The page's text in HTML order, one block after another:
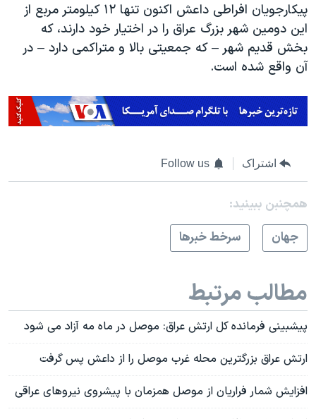
پیکارجویان افراطی داعش اکنون تنها ۱۲ کیلومتر مربع از
این دومین شهر بزرگ عراق را در اختیار خود دارند، که
بخش قدیم شهر – که جمعیتی بالا و متراکمی دارد – در
آن واقع شده است.
اشتراک Follow us
همچنبن ببینید:
جهان
سرخط خبرها
مطالب مرتبط
پیشبینی فرمانده کل ارتش عراق: موصل در ماه مه آزاد می شود
ارتش عراق بزرگترین محله غرب موصل را از داعش پس گرفت
افزایش شمار فراریان از موصل همزمان با پیشروی نیروهای عراقی